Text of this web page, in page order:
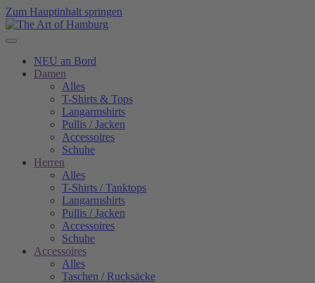
Zum Hauptinhalt springen
NEU an Bord
Damen
Alles
T-Shirts & Tops
Langarmshirts
Pullis / Jacken
Accessoires
Schuhe
Herren
Alles
T-Shirts / Tanktops
Langarmshirts
Pullis / Jacken
Accessoires
Schuhe
Accessoires
Alles
Taschen / Rucksäcke